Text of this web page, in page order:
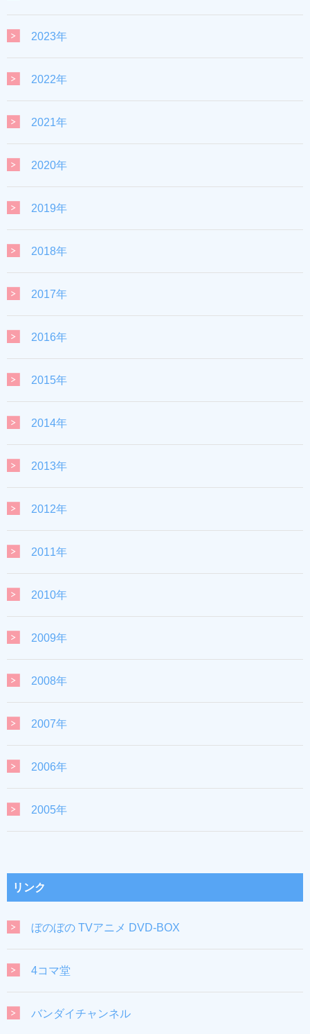
2023年
2022年
2021年
2020年
2019年
2018年
2017年
2016年
2015年
2014年
2013年
2012年
2011年
2010年
2009年
2008年
2007年
2006年
2005年
リンク
ぼのぼの TVアニメ DVD-BOX
4コマ堂
バンダイチャンネル